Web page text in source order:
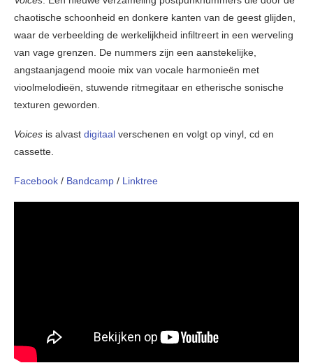
chaotische schoonheid en donkere kanten van de geest glijden,
waar de verbeelding de werkelijkheid infiltreert in een werveling
van vage grenzen. De nummers zijn een aanstekelijke,
angstaanjagend mooie mix van vocale harmonieën met
vioolmelodieën, stuwende ritmegitaar en etherische sonische
texturen geworden.
Voices is alvast digitaal verschenen en volgt op vinyl, cd en
cassette.
Facebook / Bandcamp / Linktree